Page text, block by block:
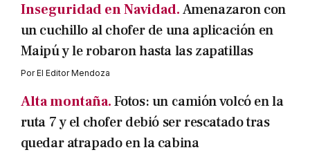
Inseguridad en Navidad.Amenazaron con
un cuchillo al chofer de una aplicación en
Maipú y le robaron hasta las zapatillas
PorEl Editor Mendoza
Alta montaña.Fotos: un camión volcó en la
ruta 7 y el chofer debió ser rescatado tras
quedar atrapado en la cabina